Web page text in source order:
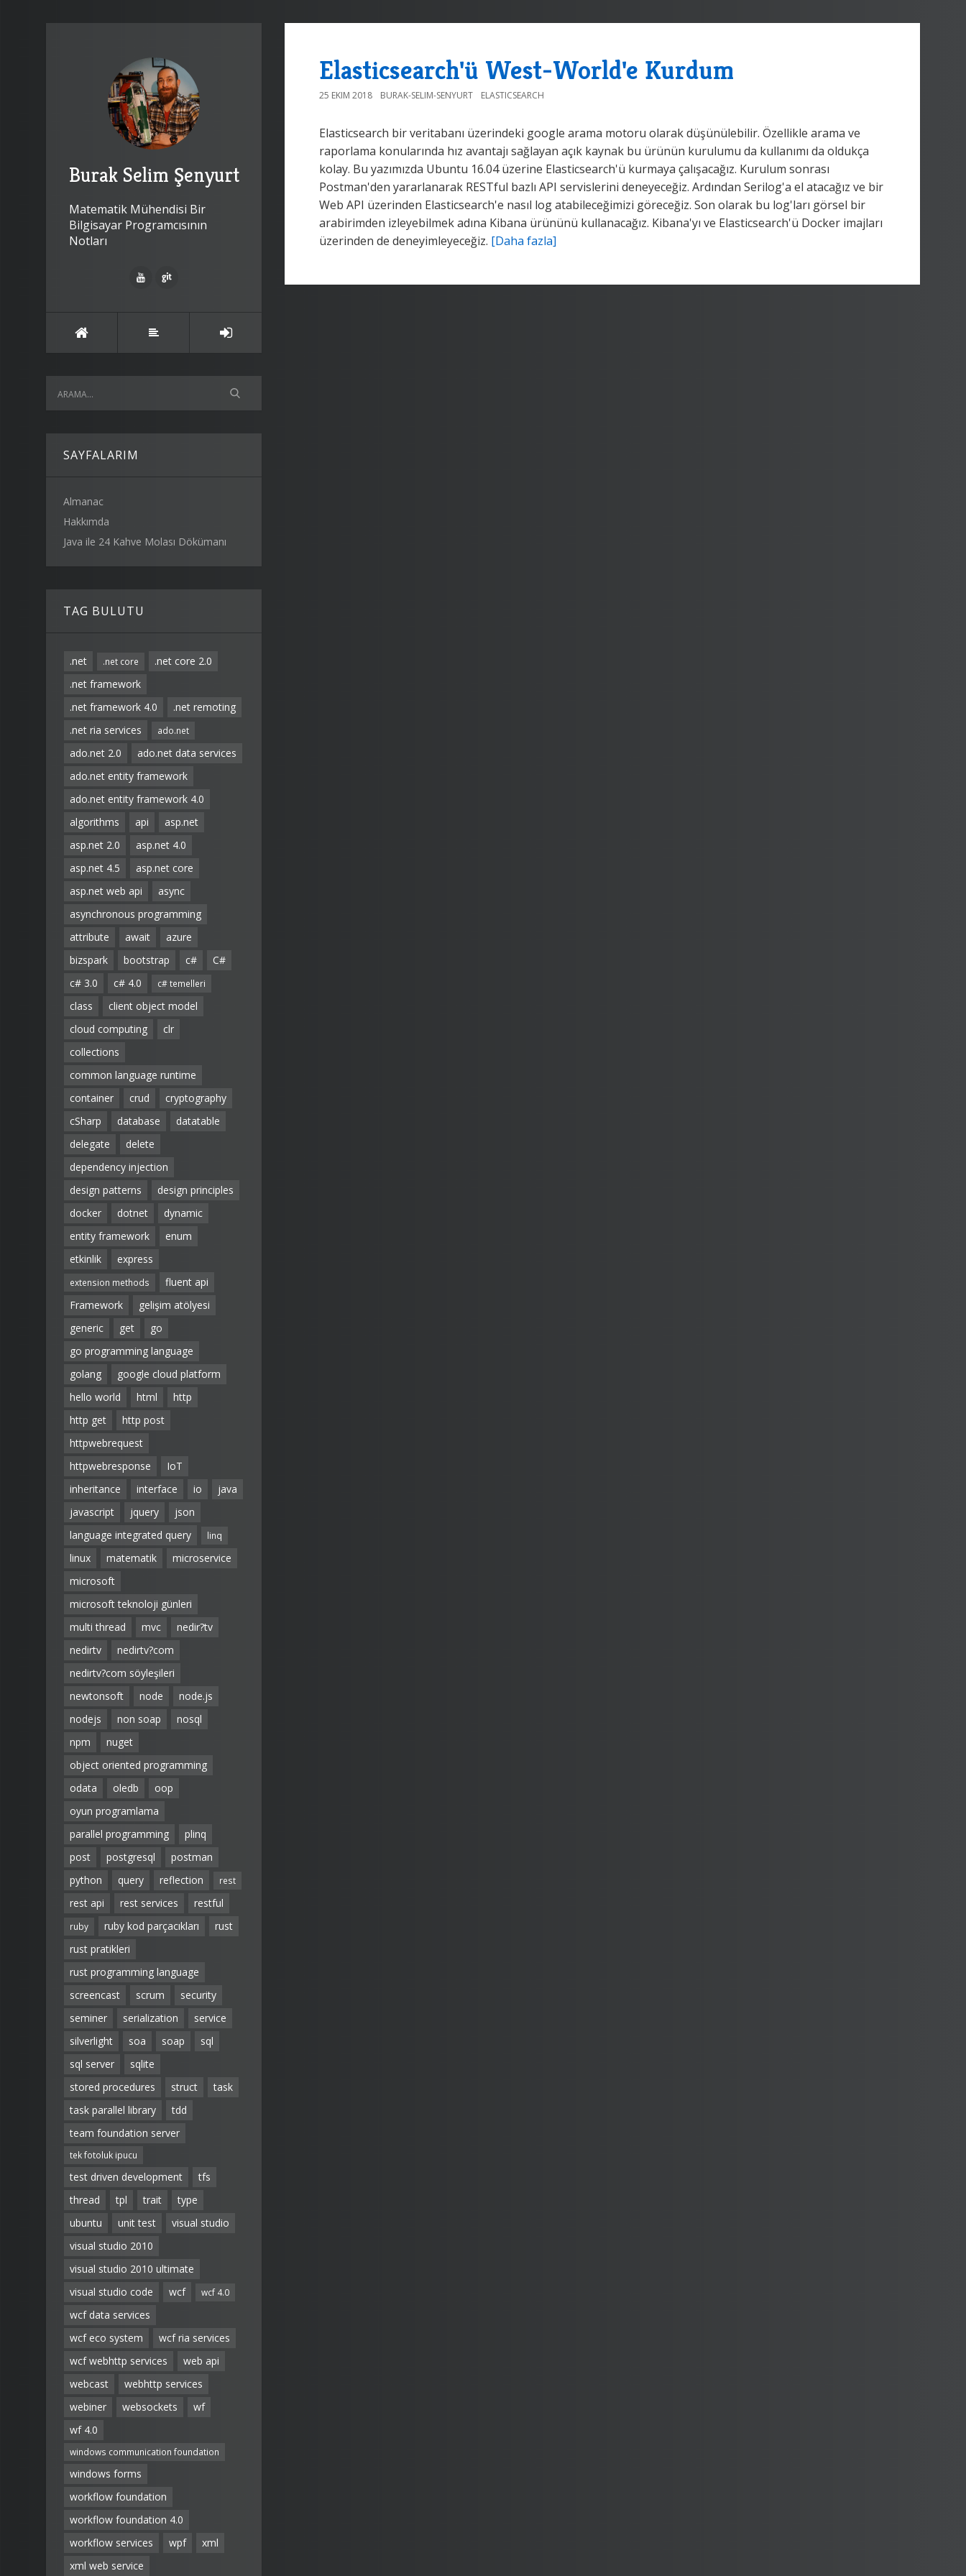
Burak Selim Şenyurt
Matematik Mühendisi Bir
Bilgisayar Programcısının
Notları
SAYFALARIM
Almanac
Hakkımda
Java ile 24 Kahve Molası Dökümanı
TAG BULUTU
.net .net core
.net core 2.0
.net framework
.net framework 4.0
.net remoting
.net ria services
ado.net
ado.net 2.0
ado.net data services
ado.net entity framework
ado.net entity framework 4.0
algorithms
api
asp.net
asp.net 2.0
asp.net 4.0
asp.net 4.5
asp.net core
asp.net web api
async
asynchronous programming
attribute
await
azure
bizspark
bootstrap c#
C#
c# 3.0
c# 4.0 c# temelleri
class
client object model
cloud computing
clr
collections
common language runtime
container
crud
cryptography
cSharp
database
datatable
delegate
delete
dependency injection
design patterns
design principles
docker
dotnet
dynamic
entity framework
enum
etkinlik
express
extension methods
fluent api
Framework
gelişim atölyesi
generic
get
go
go programming language
golang
google cloud platform
hello world
html
http
http get
http post
httpwebrequest
httpwebresponse
IoT
inheritance
interface io
java
javascript
jquery
json
language integrated query
linq
linux matematik
microservice
microsoft
microsoft teknoloji günleri
multi thread
mvc
nedir?tv
nedirtv
nedirtv?com
nedirtv?com söyleşileri
newtonsoft
node
node.js
nodejs
non soap
nosql
npm
nuget
object oriented programming
odata
oledb
oop
oyun programlama
parallel programming
plinq
post
postgresql
postman
python
query reflection rest
rest api rest services restful
ruby ruby kod parçacıkları
rust
rust pratikleri
rust programming language
screencast
scrum
security
seminer
serialization
service
silverlight
soa soap
sql
sql server
sqlite
stored procedures
struct
task
task parallel library
tdd
team foundation server
tek fotoluk ipucu
test driven development
tfs
thread
tpl trait
type
ubuntu
unit test
visual studio
visual studio 2010
visual studio 2010 ultimate
visual studio code
wcf wcf 4.0
wcf data services
wcf eco system
wcf ria services
wcf webhttp services
web api
webcast
webhttp services
webiner
websockets
wf
wf 4.0
windows communication foundation
windows forms
workflow foundation
workflow foundation 4.0
workflow services
wpf
xml
xml web service
Elasticsearch'ü West-World'e Kurdum
25 EKIM 2018 BURAK-SELIM-SENYURT ELASTICSEARCH
Elasticsearch bir veritabanı üzerindeki google arama motoru olarak düşünülebilir. Özellikle arama ve
raporlama konularında hız avantajı sağlayan açık kaynak bu ürünün kurulumu da kullanımı da oldukça
kolay. Bu yazımızda Ubuntu 16.04 üzerine Elasticsearch'ü kurmaya çalışacağız. Kurulum sonrası
Postman'den yararlanarak RESTful bazlı API servislerini deneyeceğiz. Ardından Serilog'a el atacağız ve bir
Web API üzerinden Elasticsearch'e nasıl log atabileceğimizi göreceğiz. Son olarak bu log'ları görsel bir
arabirimden izleyebilmek adına Kibana ürününü kullanacağız. Kibana'yı ve Elasticsearch'ü Docker imajları
üzerinden de deneyimleyeceğiz. [Daha fazla]